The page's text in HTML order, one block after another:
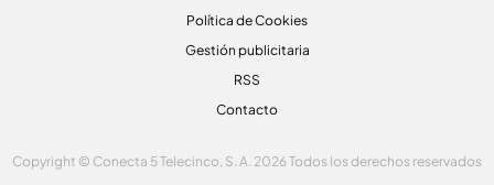
Política de Cookies
Gestión publicitaria
RSS
Contacto
Copyright © Conecta 5 Telecinco, S. A. 2026 Todos los derechos reservados